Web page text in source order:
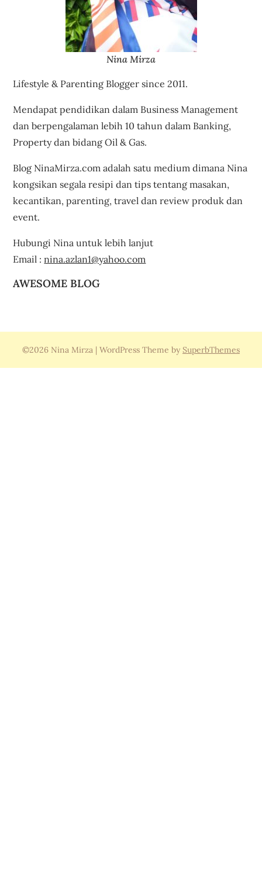
Nina Mirza
Lifestyle & Parenting Blogger since 2011.
Mendapat pendidikan dalam Business Management
dan berpengalaman lebih 10 tahun dalam Banking,
Property dan bidang Oil & Gas.
Blog NinaMirza.com adalah satu medium dimana Nina
kongsikan segala resipi dan tips tentang masakan,
kecantikan, parenting, travel dan review produk dan
event.
Hubungi Nina untuk lebih lanjut
Email :nina.azlan1@yahoo.com
AWESOME BLOG
©2026 Nina Mirza | WordPress Theme by SuperbThemes